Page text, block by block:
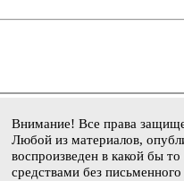
Внимание! Все права
Любой из материалов,
воспроизведен в какой бы
средствами без